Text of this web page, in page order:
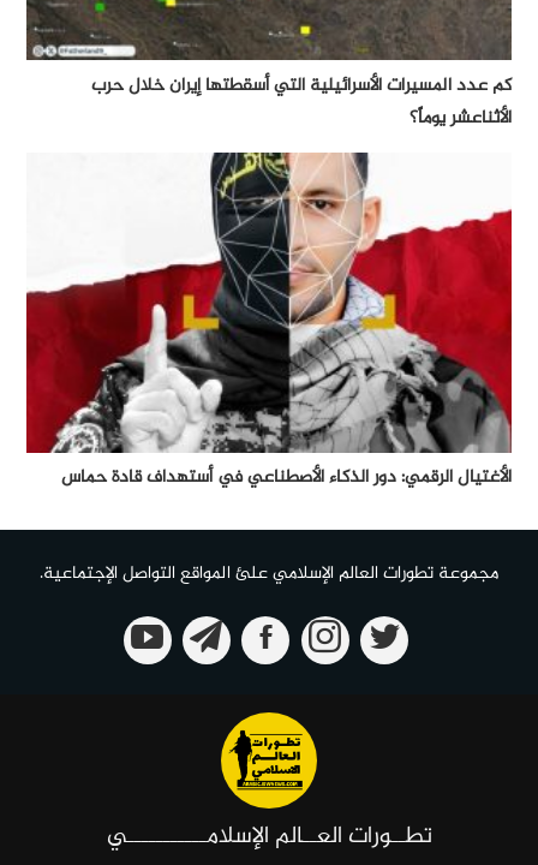
كم عدد المسيرات الأسرائيلية التي أسقطتها إيران خلال حرب
الأثناعشر يوماً؟
الأغتيال الرقمي: دور الذكاء الأصطناعي في أستهداف قادة حماس
مجموعة تطورات العالم الإسلامي علئ المواقع التواصل الإجتماعية.
تطــورات العــالم الإسلامـــــــــــي